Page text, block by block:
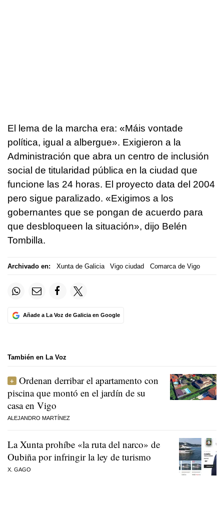
El lema de la marcha era: «Máis vontade
política, igual a albergue». Exigieron a la
Administración que abra un centro de inclusión
social de titularidad pública en la ciudad que
funcione las 24 horas. El proyecto data del 2004
pero sigue paralizado. «Exigimos a los
gobernantes que se pongan de acuerdo para
que desbloqueen la situación», dijo Belén
Tombilla.
Archivado en: Xunta de Galicia Vigo ciudad Comarca de Vigo
Añade a La Voz de Galicia en Google
También en La Voz
Ordenan derribar el apartamento con
piscina que montó en el jardín de su
casa en Vigo
ALEJANDRO MARTÍNEZ
La Xunta prohíbe «la ruta del narco» de
Oubiña por infringir la ley de turismo
X. GAGO